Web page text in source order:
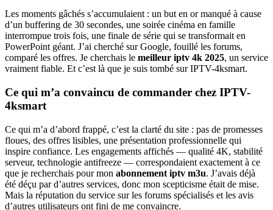
Les moments gâchés s’accumulaient : un but en or manqué à cause
d’un buffering de 30 secondes, une soirée cinéma en famille
interrompue trois fois, une finale de série qui se transformait en
PowerPoint géant. J’ai cherché sur Google, fouillé les forums,
comparé les offres. Je cherchais le meilleur iptv 4k 2025, un service
vraiment fiable. Et c’est là que je suis tombé sur IPTV-4ksmart.
Ce qui m’a convaincu de commander chez IPTV-
4ksmart
Ce qui m’a d’abord frappé, c’est la clarté du site : pas de promesses
floues, des offres lisibles, une présentation professionnelle qui
inspire confiance. Les engagements affichés — qualité 4K, stabilité
serveur, technologie antifreeze — correspondaient exactement à ce
que je recherchais pour mon abonnement iptv m3u. J’avais déjà
été déçu par d’autres services, donc mon scepticisme était de mise.
Mais la réputation du service sur les forums spécialisés et les avis
d’autres utilisateurs ont fini de me convaincre.